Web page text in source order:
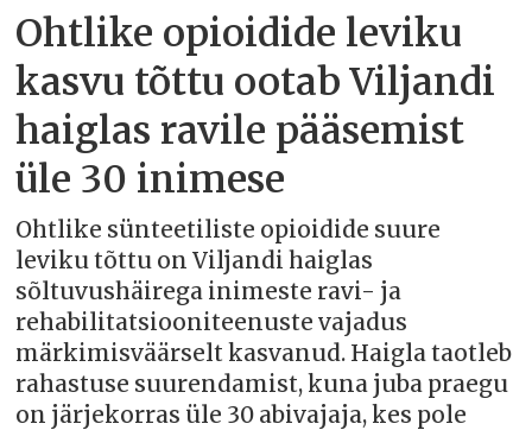
Ohtlike opioidide leviku
kasvu tõttu ootab Viljandi
haiglas ravile pääsemist
üle 30 inimese
Ohtlike sünteetiliste opioidide suure
leviku tõttu on Viljandi haiglas
sõltuvushäirega inimeste ravi- ja
rehabilitatsiooniteenuste vajadus
märkimisväärselt kasvanud. Haigla taotleb
rahastuse suurendamist, kuna juba praegu
on järjekorras üle 30 abivajaja, kes pole